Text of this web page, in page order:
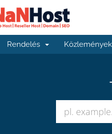
Rendelés Közlemények